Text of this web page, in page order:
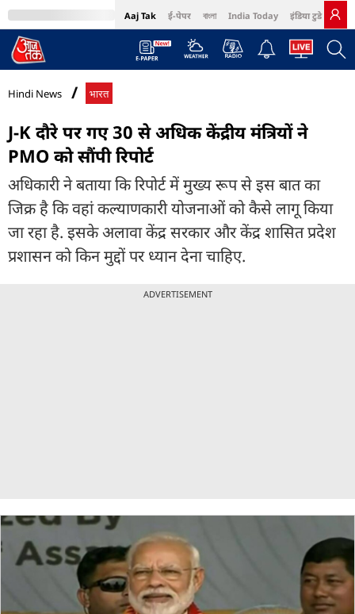
Aaj Tak ई-पेपर বাংলা India Today इंडिया टुडे हिंदी
MumbaiTak Cosmopolitan Harper's Bazaar Northeast
Hindi News भारत
J-K दौरे पर गए 30 से अधिक केंद्रीय मंत्रियों ने
PMO को सौंपी रिपोर्ट
अधिकारी ने बताया कि रिपोर्ट में मुख्य रूप से इस बात का
जिक्र है कि वहां कल्याणकारी योजनाओं को कैसे लागू किया
जा रहा है. इसके अलावा केंद्र सरकार और केंद्र शासित प्रदेश
प्रशासन को किन मुद्दों पर ध्यान देना चाहिए.
ADVERTISEMENT